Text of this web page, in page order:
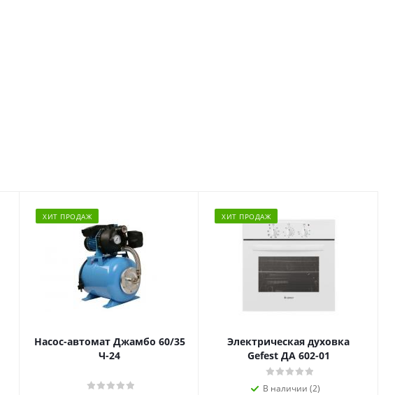
ХИТ ПРОДАЖ
Насос-автомат Джамбо 60/35
Ч-24
ХИТ ПРОДАЖ
Электрическая духовка
Gefest ДА 602-01
В наличии (2)